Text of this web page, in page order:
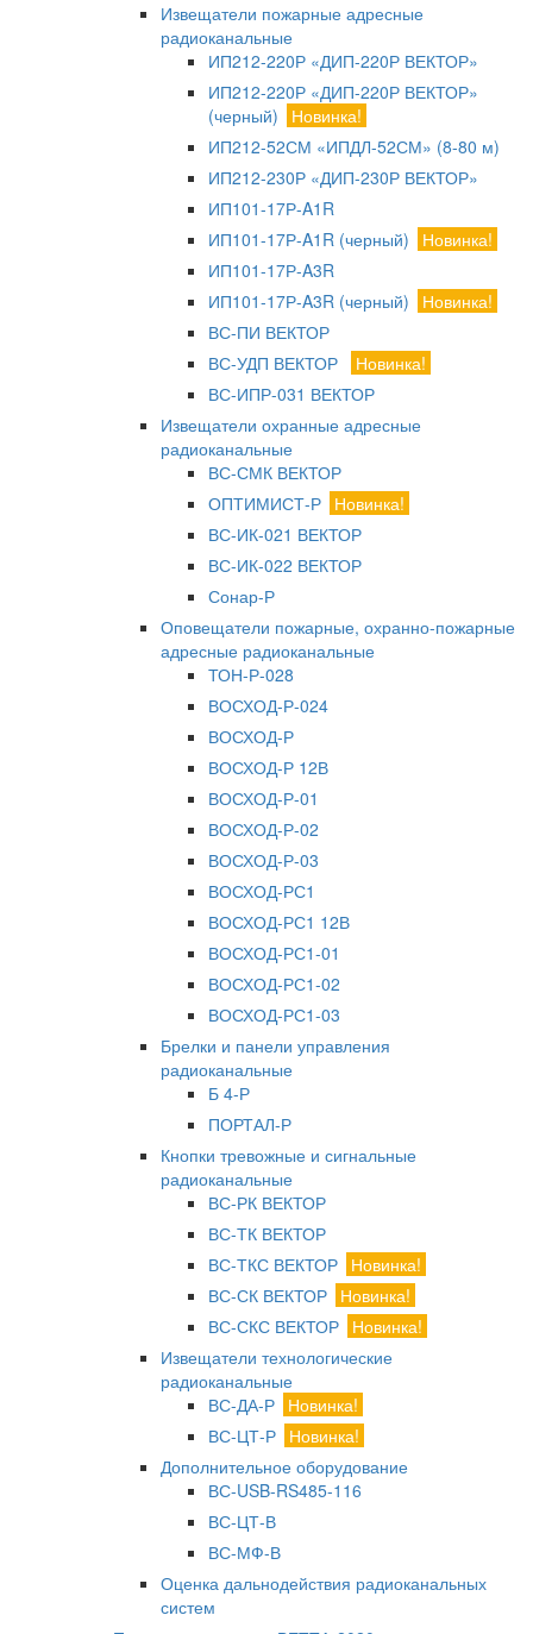
Извещатели пожарные адресные
радиоканальные
ИП212-220Р «ДИП-220Р ВЕКТОР»
ИП212-220Р «ДИП-220Р ВЕКТОР»
(черный)
Новинка!
ИП212-52СМ «ИПДЛ-52СМ» (8-80 м)
ИП212-230Р «ДИП-230Р ВЕКТОР»
ИП101-17Р-A1R
ИП101-17Р-A1R (черный)
Новинка!
ИП101-17Р-A3R
ИП101-17Р-A3R (черный)
Новинка!
ВС-ПИ ВЕКТОР
ВС-УДП ВЕКТОР
Новинка!
ВС-ИПР-031 ВЕКТОР
Извещатели охранные адресные
радиоканальные
ВС-СМК ВЕКТОР
ОПТИМИСТ-Р Новинка!
ВС-ИК-021 ВЕКТОР
ВС-ИК-022 ВЕКТОР
Сонар-Р
Оповещатели пожарные, охранно-пожарные
адресные радиоканальные
ТОН-Р-028
ВОСХОД-Р-024
ВОСХОД-Р
ВОСХОД-Р 12В
ВОСХОД-Р-01
ВОСХОД-Р-02
ВОСХОД-Р-03
ВОСХОД-РС1
ВОСХОД-РС1 12В
ВОСХОД-РС1-01
ВОСХОД-РС1-02
ВОСХОД-РС1-03
Брелки и панели управления
радиоканальные
Б 4-Р
ПОРТАЛ-Р
Кнопки тревожные и сигнальные
радиоканальные
ВС-РК ВЕКТОР
ВС-ТК ВЕКТОР
ВС-ТКС ВЕКТОР Новинка!
ВС-СК ВЕКТОР Новинка!
ВС-СКС ВЕКТОР Новинка!
Извещатели технологические
радиоканальные
ВС-ДА-Р Новинка!
ВС-ЦТ-Р Новинка!
Дополнительное оборудование
ВС-USB-RS485-116
ВС-ЦТ-В
ВС-МФ-В
Оценка дальнодействия радиоканальных
систем